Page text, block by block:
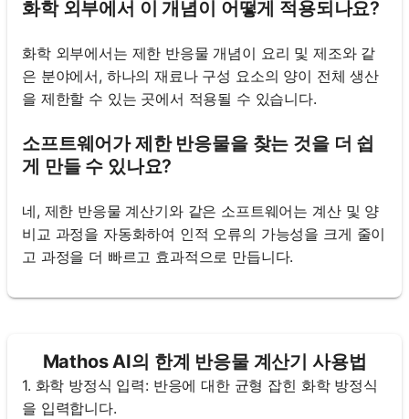
화학 외부에서 이 개념이 어떻게 적용되나요?
화학 외부에서는 제한 반응물 개념이 요리 및 제조와 같
은 분야에서, 하나의 재료나 구성 요소의 양이 전체 생산
을 제한할 수 있는 곳에서 적용될 수 있습니다.
소프트웨어가 제한 반응물을 찾는 것을 더 쉽
게 만들 수 있나요?
네, 제한 반응물 계산기와 같은 소프트웨어는 계산 및 양
비교 과정을 자동화하여 인적 오류의 가능성을 크게 줄이
고 과정을 더 빠르고 효과적으로 만듭니다.
Mathos AI의 한계 반응물 계산기 사용법
1. 화학 방정식 입력: 반응에 대한 균형 잡힌 화학 방정식
을 입력합니다.